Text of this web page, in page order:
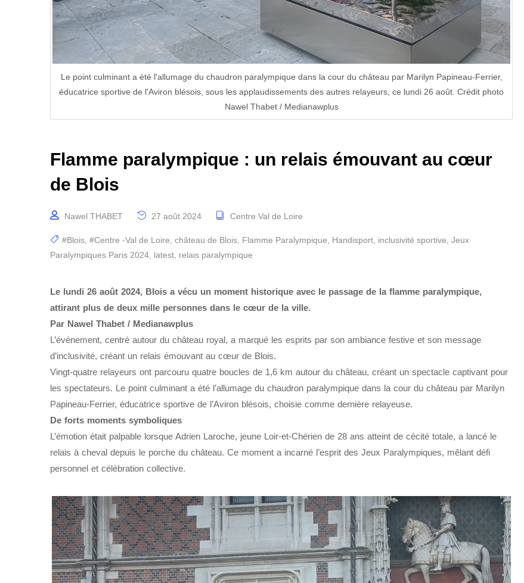
Le point culminant a été l'allumage du chaudron paralympique dans la cour du château par Marilyn Papineau-Ferrier,
éducatrice sportive de l'Aviron blésois, sous les applaudissements des autres relayeurs, ce lundi 26 août. Crédit photo
Nawel Thabet / Medianawplus
Flamme paralympique : un relais émouvant au cœur
de Blois
Nawel THABET 27 août 2024 Centre Val de Loire
#Blois #Centre -Val de Loire château de Blois Flamme Paralympique Handisport inclusivité sportive Jeux
Paralympiques Paris 2024 latest relais paralympique
Le lundi 26 août 2024, Blois a vécu un moment historique avec le passage de la flamme paralympique,
attirant plus de deux mille personnes dans le cœur de la ville.
Par Nawel Thabet / Medianawplus
L’événement, centré autour du château royal, a marqué les esprits par son ambiance festive et son message
d’inclusivité, créant un relais émouvant au cœur de Blois.
Vingt-quatre relayeurs ont parcouru quatre boucles de 1,6 km autour du château, créant un spectacle captivant pour
les spectateurs. Le point culminant a été l’allumage du chaudron paralympique dans la cour du château par Marilyn
Papineau-Ferrier, éducatrice sportive de l’Aviron blésois, choisie comme dernière relayeuse.
De forts moments symboliques
L’émotion était palpable lorsque Adrien Laroche, jeune Loir-et-Chérien de 28 ans atteint de cécité totale, a lancé le
relais à cheval depuis le porche du château. Ce moment a incarné l’esprit des Jeux Paralympiques, mêlant défi
personnel et célébration collective.